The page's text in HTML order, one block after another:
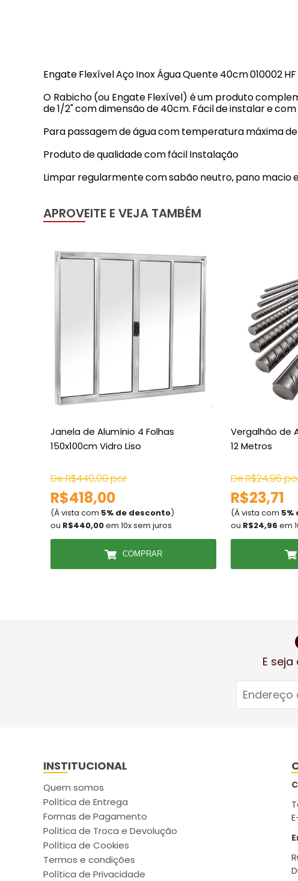
Engate Flexível Aço Inox Água Quente 40cm 010002 HF
O Rabicho (ou Engate Flexível) é um produto
de 1/2" com dimensão de 40cm. Fácil de instalar e
Para passagem de água com temperatura máxima de
Produto de qualidade com fácil Instalação
Limpar regularmente com sabão neutro, pano macio
APROVEITE E VEJA TAMBÉM
Janela de Alumínio 4 Folhas
150x100cm Vidro Liso
De R$440,00 por
R$418,00
(À vista com 5% de desconto)
ou R$440,00em 10x sem juros
COMPRAR
Vergalhão de
12 Metros
De R$24,96
R$23,71
(À vista com 5%
ou R$24,96 em
E
INSTITUCIONAL
Quem somos
Política de Entrega
Formas de Pagamento
Política de Troca e Devolução
Política de Cookies
Termos e condições
Política de Privacidade